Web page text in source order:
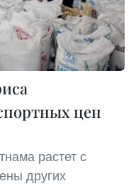
цен
растет с
других